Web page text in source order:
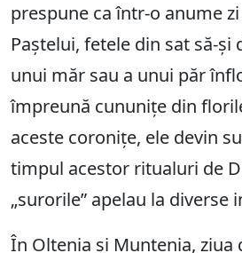
prespune ca într-o anume
Paștelui, fetele din sat să-și
unui măr sau a unui păr
împreună cununițe din
aceste coronițe, ele devin
timpul acestor ritualuri de
„surorile” apelau la diverse
În Oltenia și Muntenia, ziua